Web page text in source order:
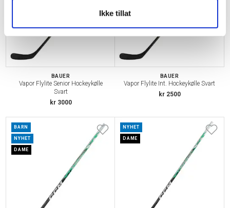
Ikke tillat
BAUER
Vapor Flylite Senior Hockeykølle
Svart
kr 3000
BAUER
Vapor Flylite Int. Hockeykølle Svart
kr 2500
BARN
NYHET
DAME
NYHET
DAME